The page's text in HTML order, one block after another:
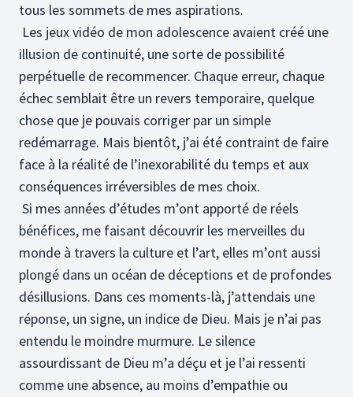
tous les sommets de mes aspirations.
Les jeux vidéo de mon adolescence avaient créé une
illusion de continuité, une sorte de possibilité
perpétuelle de recommencer. Chaque erreur, chaque
échec semblait être un revers temporaire, quelque
chose que je pouvais corriger par un simple
redémarrage. Mais bientôt, j’ai été contraint de faire
face à la réalité de l’inexorabilité du temps et aux
conséquences irréversibles de mes choix.
Si mes années d’études m’ont apporté de réels
bénéfices, me faisant découvrir les merveilles du
monde à travers la culture et l’art, elles m’ont aussi
plongé dans un océan de déceptions et de profondes
désillusions. Dans ces moments-là, j’attendais une
réponse, un signe, un indice de Dieu. Mais je n’ai pas
entendu le moindre murmure. Le silence
assourdissant de Dieu m’a déçu et je l’ai ressenti
comme une absence, au moins d’empathie ou